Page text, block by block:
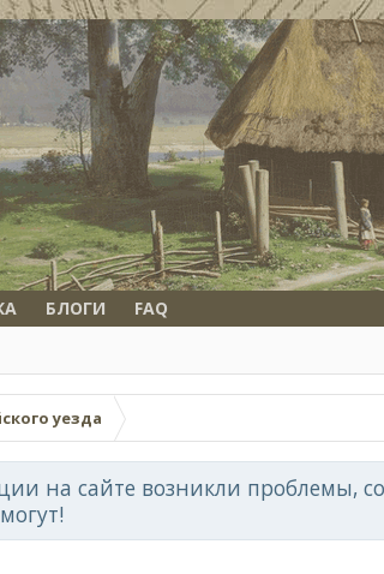
БЛОГИ FAQ
уезда
на сайте возникли проблемы,